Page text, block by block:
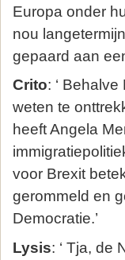
Europa onder
nou
gepaard aan
Crito: ‘
weten te
heeft Angela
voor Brexit
gerommeld en
Democratie.’
Lysis: ‘ Tja, de